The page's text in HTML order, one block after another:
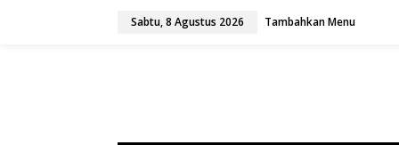
Sabtu, 8 Agustus 2026 Tambahkan Menu